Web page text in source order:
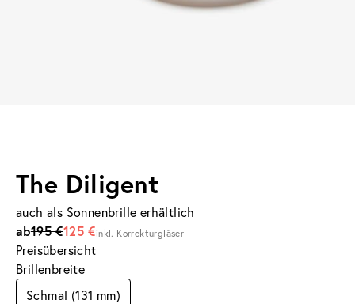
The Diligent
auch als Sonnenbrille erhältlich
ab195 €125 €inkl. Korrekturgläser
Preisübersicht
Brillenbreite
Schmal (131 mm)